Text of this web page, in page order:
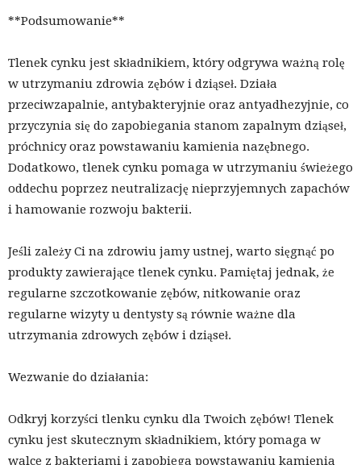
**Podsumowanie**
Tlenek cynku jest składnikiem, który odgrywa ważną rolę
w utrzymaniu zdrowia zębów i dziąseł. Działa
przeciwzapalnie, antybakteryjnie oraz antyadhezyjnie, co
przyczynia się do zapobiegania stanom zapalnym dziąseł,
próchnicy oraz powstawaniu kamienia nazębnego.
Dodatkowo, tlenek cynku pomaga w utrzymaniu świeżego
oddechu poprzez neutralizację nieprzyjemnych zapachów
i hamowanie rozwoju bakterii.
Jeśli zależy Ci na zdrowiu jamy ustnej, warto sięgnąć po
produkty zawierające tlenek cynku. Pamiętaj jednak, że
regularne szczotkowanie zębów, nitkowanie oraz
regularne wizyty u dentysty są równie ważne dla
utrzymania zdrowych zębów i dziąseł.
Wezwanie do działania:
Odkryj korzyści tlenku cynku dla Twoich zębów! Tlenek
cynku jest skutecznym składnikiem, który pomaga w
walce z bakteriami i zapobiega powstawaniu kamienia